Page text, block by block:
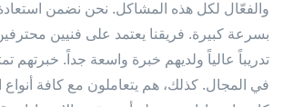
والفعّال لكل هذه المشاكل. نحن نضمن استعادة
بسرعة كبيرة. فريقنا يعتمد على فنيين
تدريباً عالياً ولديهم خبرة واسعة جداً. خبرتهم
في المجال. كذلك، هم يتعاملون مع كافة أنواع